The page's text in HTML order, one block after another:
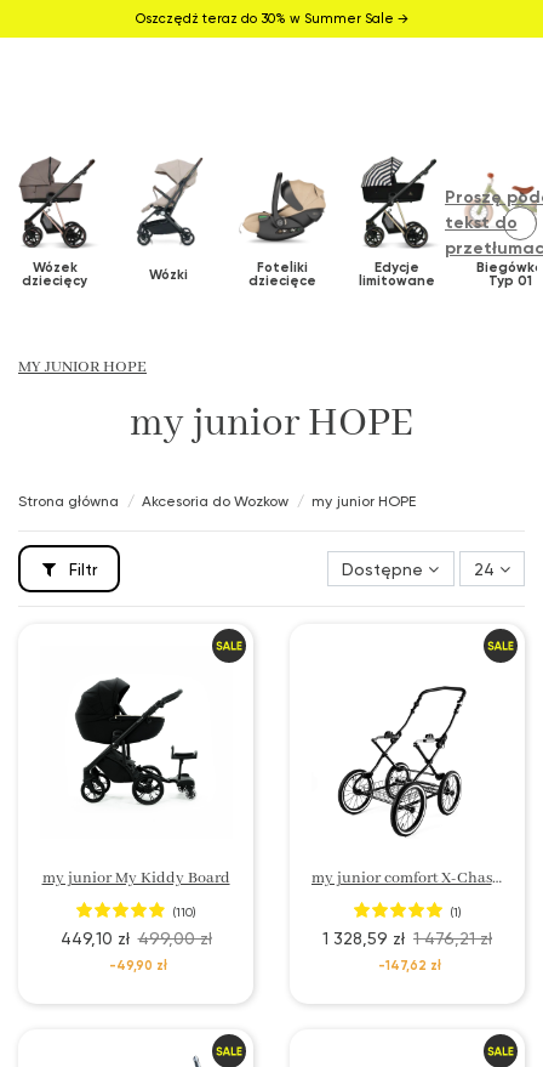
Oszczędź teraz do 30% w Summer Sale →
Wózek
dziecięcy Wózki Foteliki
dziecięce
Edycje
limitowane
Biegówka
Typ 01
Proszę
tekst do
MY JUNIOR HOPE
my junior HOPE
Strona główna Akcesoria do Wozkow my junior HOPE
Filtr Dostępne 24
my junior My Kiddy Board
(110)
449,10 zł 499,00 zł
-49,90 zł
my junior comfort X-Chassis
(1)
1 328,59 zł 1 476,21 zł
-147,62 zł